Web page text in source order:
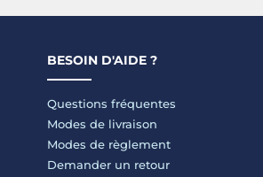
BESOIN D'AIDE ?
Questions fréquentes
Modes de livraison
Modes de règlement
Demander un retour